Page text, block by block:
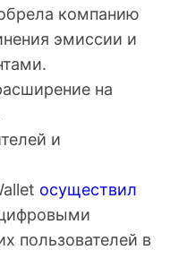
компанию
эмиссии и
на
и
осуществил
пользователей в